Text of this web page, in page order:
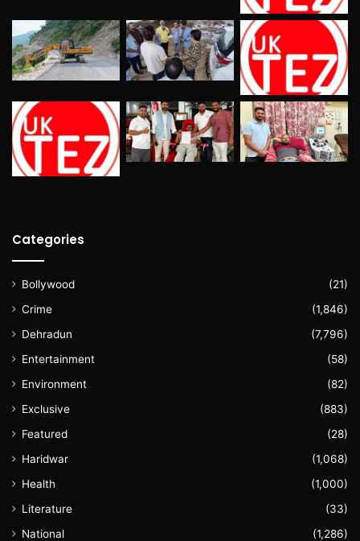
Categories
Bollywood
(21)
Crime
(1,846)
Dehradun
(7,796)
Entertainment
(58)
Environment
(82)
Exclusive
(883)
Featured
(28)
Haridwar
(1,068)
Health
(1,000)
Literature
(33)
National
(1,286)